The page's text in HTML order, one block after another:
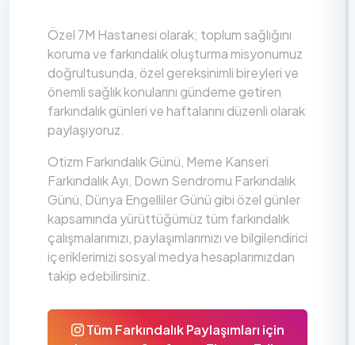
Özel 7M Hastanesi olarak; toplum sağlığını
koruma ve farkındalık oluşturma misyonumuz
doğrultusunda, özel gereksinimli bireyleri ve
önemli sağlık konularını gündeme getiren
farkındalık günleri ve haftalarını düzenli olarak
paylaşıyoruz.
Otizm Farkındalık Günü, Meme Kanseri
Farkındalık Ayı, Down Sendromu Farkındalık
Günü, Dünya Engelliler Günü gibi özel günler
kapsamında yürüttüğümüz tüm farkındalık
çalışmalarımızı, paylaşımlarımızı ve bilgilendirici
içeriklerimizi sosyal medya hesaplarımızdan
takip edebilirsiniz.
Tüm Farkındalık Paylaşımları için